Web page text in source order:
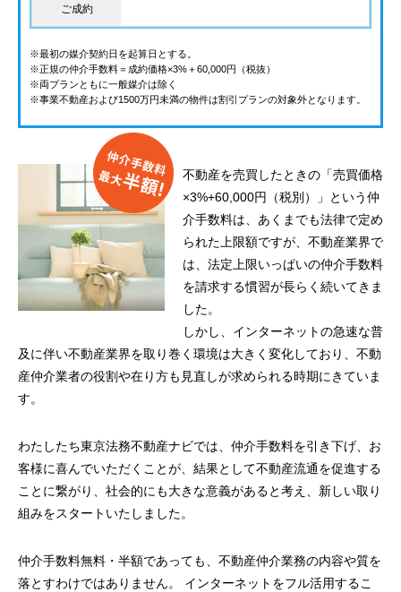
ご成約
※最初の媒介契約日を起算日とする。
※正規の仲介手数料＝成約価格×3%＋60,000円（税抜）
※両プランともに一般媒介は除く
※事業不動産および1500万円未満の物件は割引プランの対象外となります。
不動産を売買したときの「売買価格
×3%+60,000円（税別）」という仲
介手数料は、あくまでも法律で定め
られた上限額ですが、不動産業界で
は、法定上限いっぱいの仲介手数料
を請求する慣習が長らく続いてきま
した。
しかし、インターネットの急速な普
及に伴い不動産業界を取り巻く環境は大きく変化しており、不動
産仲介業者の役割や在り方も見直しが求められる時期にきていま
す。
わたしたち東京法務不動産ナビでは、仲介手数料を引き下げ、お
客様に喜んでいただくことが、結果として不動産流通を促進する
ことに繋がり、社会的にも大きな意義があると考え、新しい取り
組みをスタートいたしました。
仲介手数料無料・半額であっても、不動産仲介業務の内容や質を
落とすわけではありません。 インターネットをフル活用するこ